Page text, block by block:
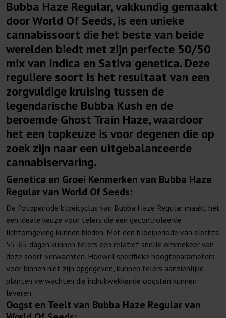
Bubba Haze Regular, vakkundig gemaakt
door World Of Seeds, is een unieke
cannabissoort die het beste van beide
werelden biedt met zijn perfecte 50/50
mix van Indica en Sativa genetica. Deze
reguliere soort is het resultaat van een
zorgvuldige kruising tussen de
legendarische Bubba Kush en de
beroemde Ghost Train Haze, waardoor
het een topkeuze is voor degenen die op
zoek zijn naar een uitgebalanceerde
cannabiservaring.
Genetica en Groei Kenmerken van Bubba Haze
Regular van World Of Seeds:
De fotoperiode bloeicyclus van Bubba Haze Regular maakt het
een ideale keuze voor telers die een gecontroleerde
lichtomgeving kunnen bieden. Met een bloeiperiode van slechts
55-65 dagen kunnen telers een relatief snelle ommekeer van
deze soort verwachten. Hoewel specifieke hoogteparameters
voor binnen niet zijn opgegeven, kunnen telers aanzienlijke
planten verwachten die indrukwekkende oogsten kunnen
leveren.
Oogst en Teelt van Bubba Haze Regular van